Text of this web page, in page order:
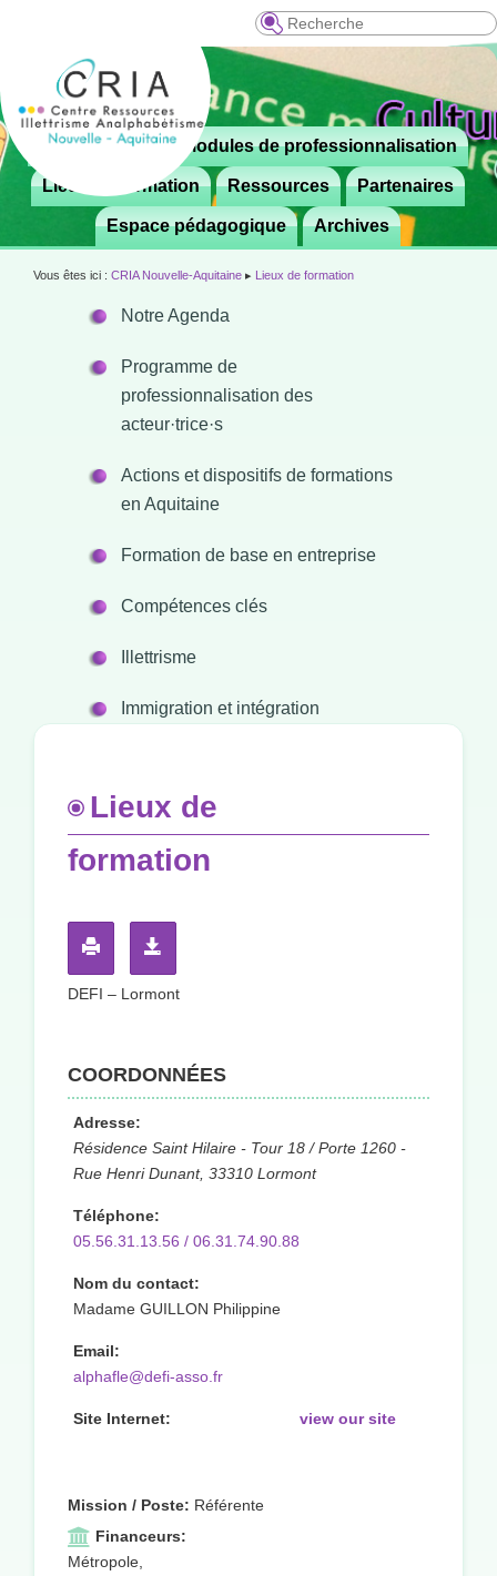
Recherche
Menu
principal
Aller
contenu
principal
 Le CRIA Modules de professionnalisation
Lieux de formation Ressources Partenaires
Espace pédagogique Archives
Vous êtes ici : CRIA Nouvelle-Aquitaine ▸ Lieux de formation
Notre Agenda
Programme de
professionnalisation des
acteur·trice·s
Actions et dispositifs de formations
en Aquitaine
Formation de base en entreprise
Compétences clés
Illettrisme
Immigration et intégration
Lieux de
formation
DEFI – Lormont
COORDONNÉES
Adresse:
Résidence Saint Hilaire - Tour 18 / Porte 1260 -
Rue Henri Dunant, 33310 Lormont
Téléphone:
05.56.31.13.56 / 06.31.74.90.88
Nom du contact:
Madame GUILLON Philippine
Email:
alphafle@defi-asso.fr
Site Internet: view our site
Mission / Poste: Référente
Financeurs:
Métropole,